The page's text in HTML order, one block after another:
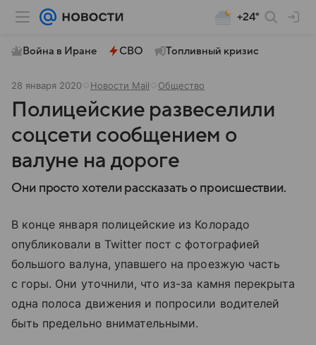
+24°
Война в Иране СВО Топливный кризис
28 января 2020 Новости Mail Общество
Полицейские развеселили
соцсети сообщением о
валуне на дороге
Они просто хотели рассказать о происшествии.
В конце января полицейские из Колорадо
опубликовали в Twitter пост с фотографией
большого валуна, упавшего на проезжую часть
с горы. Они уточнили, что из-за камня перекрыта
одна полоса движения и попросили водителей
быть предельно внимательными.